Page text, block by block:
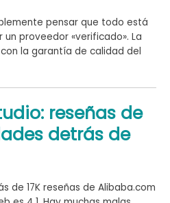
pensar que todo está
proveedor «verificado». La
la garantía de calidad del
reseñas de
detrás de
de 17K reseñas de Alibaba.com